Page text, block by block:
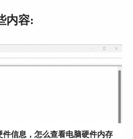
面即可出现各个CPU的实时
内容:
件信息，怎么查看电脑硬件内存